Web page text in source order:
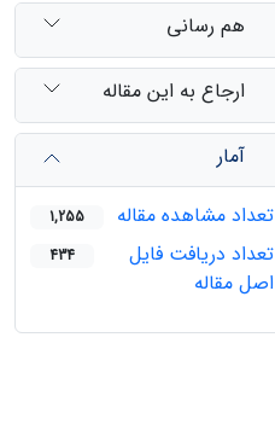
هم رسانی
ارجاع به این مقاله
آمار
تعداد مشاهده مقاله
1,255
تعداد دریافت فایل
اصل مقاله
434